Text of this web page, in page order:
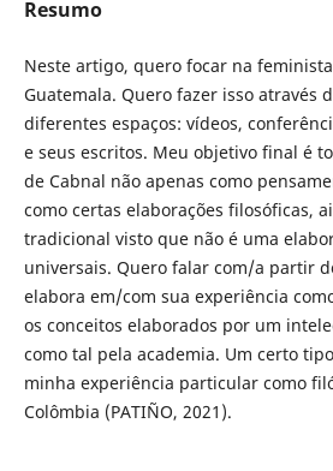
Resumo
Neste artigo, quero focar na
Guatemala. Quero fazer isso através
diferentes espaços: vídeos,
e seus escritos. Meu objetivo final é
de Cabnal não apenas como
como certas elaborações filosóficas,
tradicional visto que não é uma
universais. Quero falar com/a partir
elabora em/com sua experiência
os conceitos elaborados por um
como tal pela academia. Um certo
minha experiência particular como
Colômbia (PATIÑO, 2021).